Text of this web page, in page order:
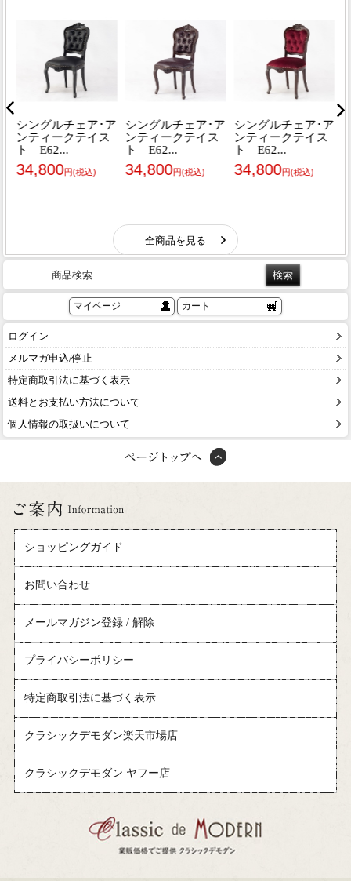
商品検索
マイページ カート
ログイン
メルマガ申込/停止
特定商取引法に基づく表示
送料とお支払い方法について
個人情報の取扱いについて
ショッピングガイド
お問い合わせ
メールマガジン登録 / 解除
プライバシーポリシー
特定商取引法に基づく表示
クラシックデモダン楽天市場店
クラシックデモダン ヤフー店